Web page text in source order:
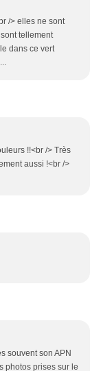
/> elles ne sont
tellement
dans ce vert
!!<br /> Très
aussi !<br />
souvent son APN
photos prises sur le